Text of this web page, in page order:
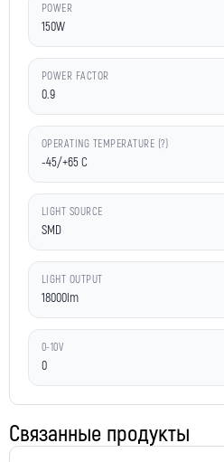
POWER
150W
POWER FACTOR
0.9
OPERATING TEMPERATURE (?)
-45/+65 C
LIGHT SOURCE
SMD
LIGHT OUTPUT
18000lm
0-10V
0
Связанные продукты